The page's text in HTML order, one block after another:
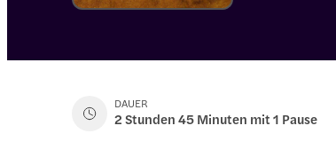
DAUER
2 Stunden 45 Minuten mit 1 Pause